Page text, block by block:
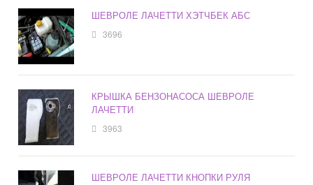
ШЕВРОЛЕ ЛАЧЕТТИ ХЭТЧБЕК АБС
3696
КРЫШКА БЕНЗОНАСОСА ШЕВРОЛЕ
ЛАЧЕТТИ
3963
ШЕВРОЛЕ ЛАЧЕТТИ КНОПКИ РУЛЯ